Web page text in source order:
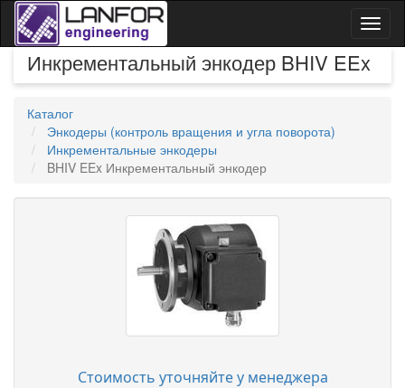
Инкрементальный энкодер BHIV EEx
Каталог
Энкодеры (контроль вращения и угла поворота)
Инкрементальные энкодеры
BHIV EEx Инкрементальный энкодер
Стоимость уточняйте у менеджера